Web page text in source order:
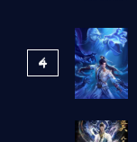
4